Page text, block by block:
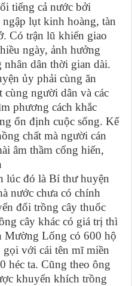
tiếng cả nước bởi
lụt kinh hoàng, tàn
Có trận lũ khiến giao
ngày, ảnh hưởng
dân thời gian dài.
ủy phải cùng ăn
cùng người dân và các
phương cách khắc
ổn định cuộc sống. Kể
chất mà người cán
âm thầm cống hiến,
lúc đó là Bí thư huyện
nước chưa có chính
đổi trồng cây thuốc
cây khác có giá trị thì
Mường Lống có 600 hộ
với cái tên mĩ miền
héc ta. Cũng theo ông
khuyến khích trồng